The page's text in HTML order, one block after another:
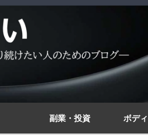
副業・投資 ボデ